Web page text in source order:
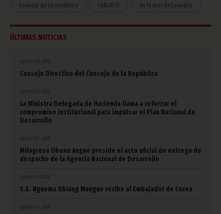
Consejo de la república CAN 2025 Defensor del pueblo
ÚLTIMAS NOTICIAS
agosto 08, 2026
Consejo Directivo del Consejo de la República
agosto 07, 2026
La Ministra Delegada de Hacienda llama a reforzar el
compromiso institucional para impulsar el Plan Nacional de
Desarrollo
agosto 07, 2026
Milagrosa Obono Angue preside el acto oficial de entrega de
despacho de la Agencia Nacional de Desarrollo
agosto 07, 2026
S.E. Nguema Obiang Mangue recibe al Embajador de Corea
agosto 07, 2026